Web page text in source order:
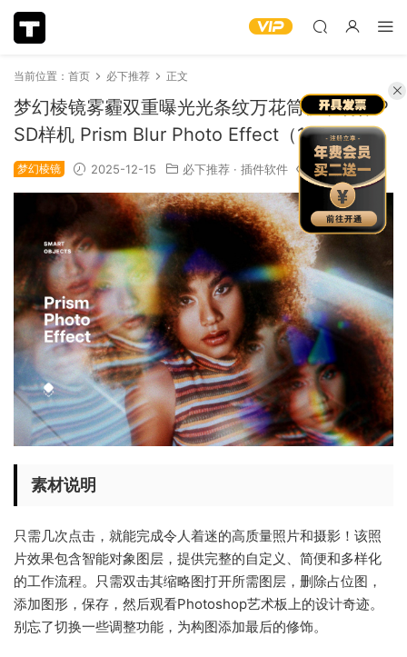
当前位置： 首页 必下推荐 正文
梦幻棱镜雾霾双重曝光光条纹万花筒棱镜特效P
SD样机 Prism Blur Photo Effect（14269）
梦幻棱镜 2025-12-15 必下推荐 · 插件软件 1.08k
素材说明
只需几次点击，就能完成令人着迷的高质量照片和摄影！该照
片效果包含智能对象图层，提供完整的自定义、简便和多样化
的工作流程。只需双击其缩略图打开所需图层，删除占位图，
添加图形，保存，然后观看Photoshop艺术板上的设计奇迹。
别忘了切换一些调整功能，为构图添加最后的修饰。